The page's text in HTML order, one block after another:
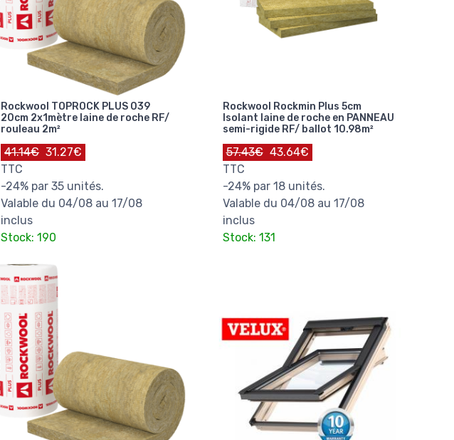
Rockwool TOPROCK PLUS 039
20cm 2x1mètre laine de roche RF/
rouleau 2m²
41.14€ 31.27€
TTC
-24% par 35 unités.
Valable du 04/08 au 17/08
inclus
Stock: 190
Rockwool Rockmin Plus 5cm
Isolant laine de roche en PANNEAU
semi-rigide RF/ ballot 10.98m²
57.43€ 43.64€
TTC
-24% par 18 unités.
Valable du 04/08 au 17/08
inclus
Stock: 131